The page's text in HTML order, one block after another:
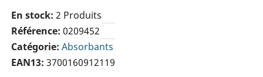
En stock 2 Produits
Référence 0209452
Catégorie Absorbants
EAN13 3700160912119